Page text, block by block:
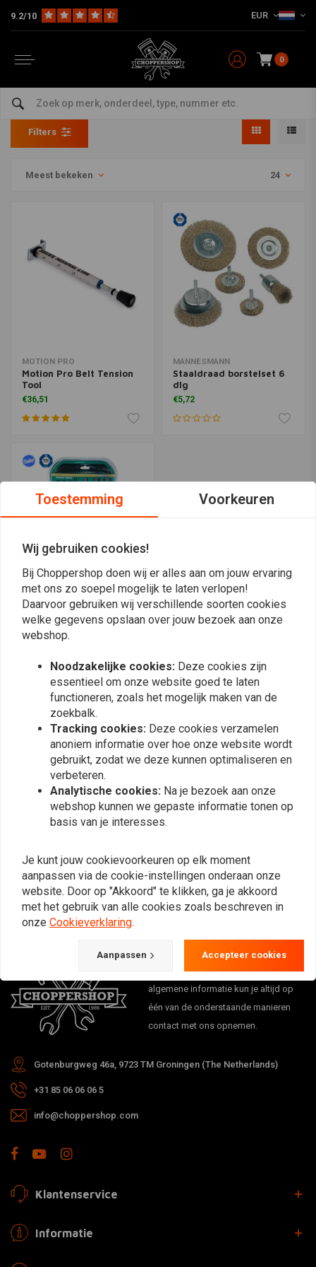
9.2/10 EUR
0
Schuren / Slijpen
Home The Garage Gereedschap Schuren / Slijpen
Filters
Meest bekeken 24
MOTION PRO
Motion Pro Belt Tension
Tool
€36,51
MANNESMANN
Staaldraad borstelset 6
dlg
€5,72
MANNESMANN
Vijlenset 10 dlg
€14,41
Meest bekeken 24
Op de hoogte blijven?
Bij vragen over je bestelling,
levertijden, retouren & reparaties of
algemene informatie kun je altijd op
één van de onderstaande manieren
contact met ons opnemen.
Gotenburgweg 46a, 9723 TM Groningen (The Netherlands)
+31 85 06 06 06 5
info@choppershop.com
Klantenservice
Informatie
Toestemming Voorkeuren
Wij gebruiken cookies!
Bij Choppershop doen wij er alles aan om jouw ervaring
met ons zo soepel mogelijk te laten verlopen!
Daarvoor gebruiken wij verschillende soorten cookies
welke gegevens opslaan over jouw bezoek aan onze
webshop.
Noodzakelijke cookies: Deze cookies zijn
essentieel om onze website goed te laten
functioneren, zoals het mogelijk maken van de
zoekbalk.
Tracking cookies: Deze cookies verzamelen
anoniem informatie over hoe onze website wordt
gebruikt, zodat we deze kunnen optimaliseren en
verbeteren.
Analytische cookies: Na je bezoek aan onze
webshop kunnen we gepaste informatie tonen op
basis van je interesses.
Je kunt jouw cookievoorkeuren op elk moment
aanpassen via de cookie-instellingen onderaan onze
website. Door op "Akkoord" te klikken, ga je akkoord
met het gebruik van alle cookies zoals beschreven in
onze Cookieverklaring.
Aanpassen Accepteer cookies